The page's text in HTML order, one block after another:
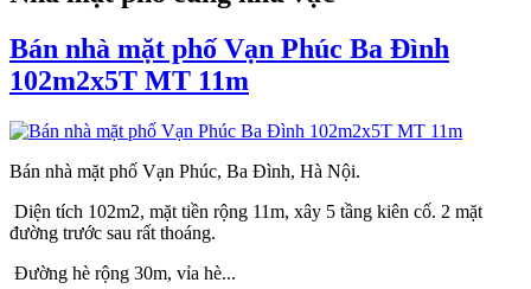
Bán nhà mặt phố Vạn Phúc Ba Đình
102m2x5T MT 11m
Bán nhà mặt phố Vạn Phúc, Ba Đình, Hà Nội.
Diện tích 102m2, mặt tiền rộng 11m, xây 5 tầng kiên cố. 2 mặt
đường trước sau rất thoáng.
Đường hè rộng 30m, vỉa hè...